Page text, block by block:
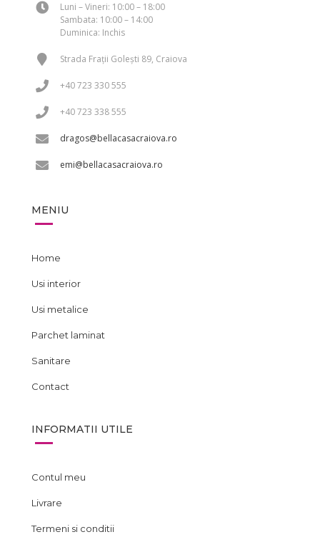
Luni – Vineri: 10:00 – 18:00
Sambata: 10:00 – 14:00
Duminica: Inchis
Strada Frații Golești 89, Craiova
+40 723 330 555
+40 723 338 555
dragos@bellacasacraiova.ro
emi@bellacasacraiova.ro
MENIU
Home
Usi interior
Usi metalice
Parchet laminat
Sanitare
Contact
INFORMATII UTILE
Contul meu
Livrare
Termeni si conditii